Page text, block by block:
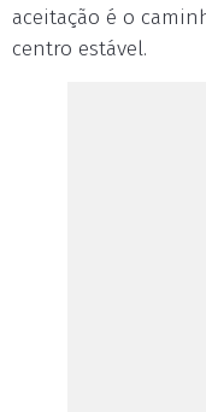
aceitação é o
centro estável.